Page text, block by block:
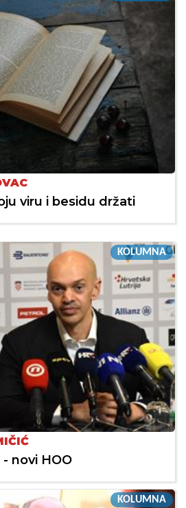
viru i besidu držati
KOLUMNA
novi HOO
KOLUMNA